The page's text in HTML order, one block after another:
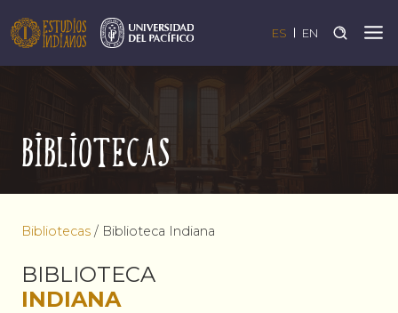
ES EN
Bibliotecas
Bibliotecas / Biblioteca Indiana
BIBLIOTECA
INDIANA